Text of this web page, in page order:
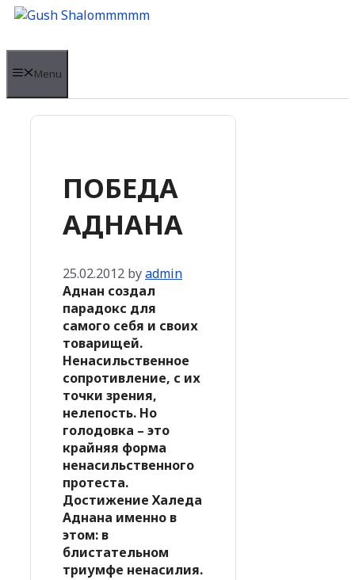
Skip
content
Menu
ПОБЕДА
АДНАНА
25.02.2012 byadmin
Аднан создал
парадокс для
самого себя и своих
товарищей.
Ненасильственное
сопротивление, с их
точки зрения,
нелепость. Но
голодовка – это
крайняя форма
ненасильственного
протеста.
Достижение Халеда
Аднана именно в
этом: в
блистательном
триумфе ненасилия.